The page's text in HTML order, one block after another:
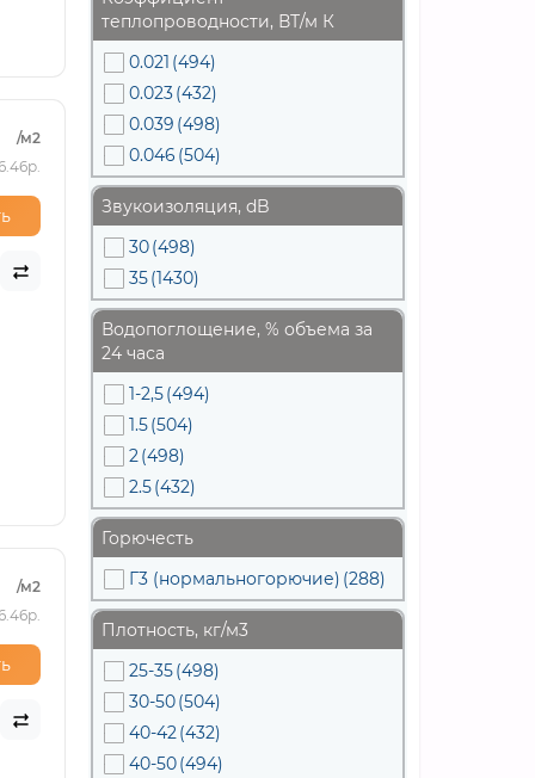
/м2
/м2
теплопроводности, ВТ/м К
0.021 (494)
0.023(432)
0.039 (498)
0.046 (504)
Звукоизоляция, dB
30(498)
35(1430)
Водопоглощение, % объема за
24 часа
1-2,5(494)
1.5(504)
2 (498)
2.5(432)
Горючесть
Г3 (нормальногорючие) (288)
Плотность, кг/м3
25-35(498)
30-50(504)
40-42 (432)
40-50(494)